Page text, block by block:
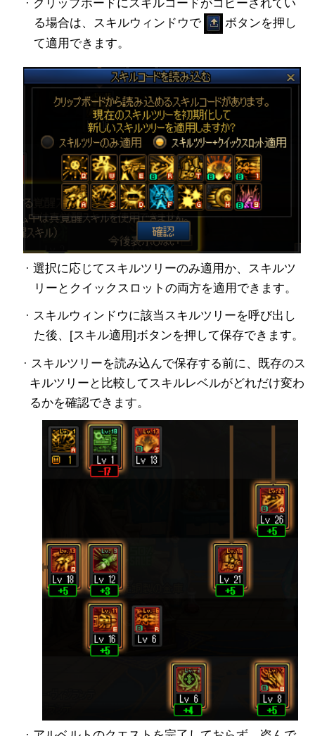
· クリップボードにスキルコードがコピーされてい
る場合は、スキルウィンドウで
ボタンを押し
て適用できます。
· 選択に応じてスキルツリーのみ適用か、スキルツ
リーとクイックスロットの両方を適用できます。
· スキルウィンドウに該当スキルツリーを呼び出し
た後、[スキル適用]ボタンを押して保存できます。
· スキルツリーを読み込んで保存する前に、既存のス
キルツリーと比較してスキルレベルがどれだけ変わ
るかを確認できます。